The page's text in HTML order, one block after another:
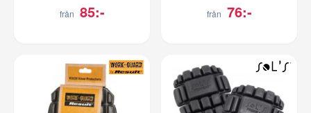
från 85:- från 76:-